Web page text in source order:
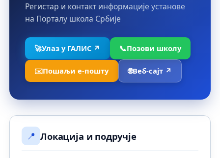
Регистар и контакт информације установе
на Порталу школа Србије
🚀Улаз у ГАЛИС ↗ 📞Позови школу
✉️Пошаљи е-пошту 🌐Веб-сајт ↗
📍 Локација и подручје